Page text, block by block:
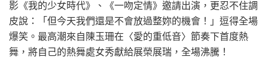
影《我的少女時代》、《一吻定情》邀請出演，更忍不住調
皮說：「但今天我們還是不會放過整妳的機會！」逗得全場
爆笑。最高潮來自陳玉珊在〈愛的重低音〉節奏下首度熱
舞，將自己的熱舞處女秀獻給展榮展瑞，全場沸騰！